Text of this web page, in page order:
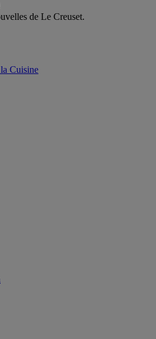
de Le Creuset.
Cuisine